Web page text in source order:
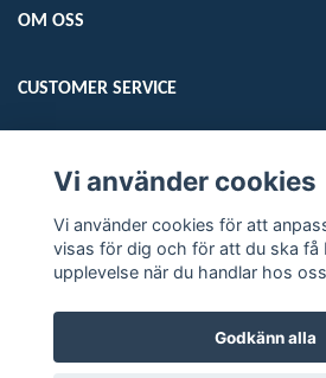
OM OSS
CUSTOMER SERVICE
Sociala medier
Vi använder cookies
Vi använder cookies för att
visas för dig och för att du ska få
upplevelse när du handlar hos
Godkänn alla